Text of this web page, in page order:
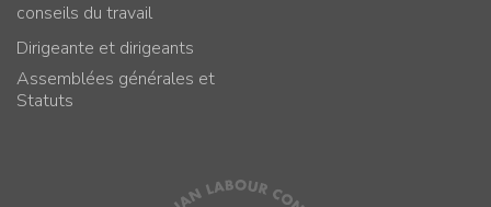
conseils du travail
Dirigeante et dirigeants
Assemblées générales et
Statuts